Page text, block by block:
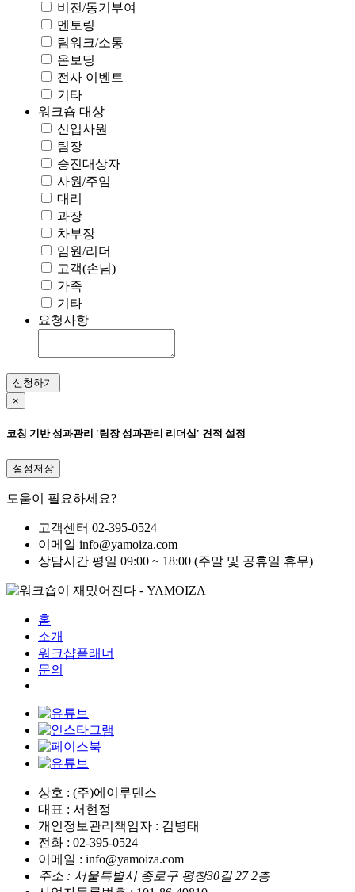
비전/동기부여
멘토링
팀워크/소통
온보딩
전사 이벤트
기타
워크숍 대상
신입사원
팀장
승진대상자
사원/주임
대리
과장
차부장
임원/리더
고객(손님)
가족
기타
요청사항
신청하기
×
코칭 기반 성과관리 '팀장 성과관리 리더십' 견적 설정
설정저장
도움이 필요하세요?
고객센터 02-395-0524
이메일 info@yamoiza.com
상담시간 평일 09:00 ~ 18:00 (주말 및 공휴일 휴무)
홈
소개
워크샵플래너
문의
상호 : (주)에이루덴스
대표 : 서현정
개인정보관리책임자 : 김병태
전화 : 02-395-0524
이메일 : info@yamoiza.com
주소 : 서울특별시 종로구 평창30길 27 2층